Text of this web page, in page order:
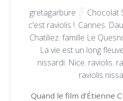
gretagarbure Chocolat
c'est raviolis !, Cannes,
Chatiliez, famille Le
La vie est un long
nissardi, Nice, raviolis,
raviolis
Quand le film d’Étienne